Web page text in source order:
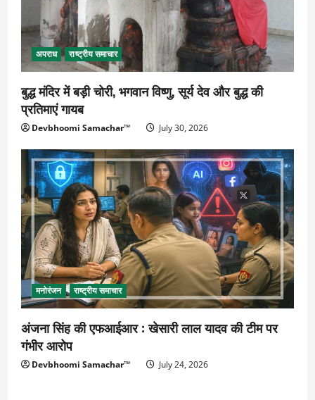
अपराध राष्ट्रीय समाचार
बुद्ध मंदिर में बड़ी चोरी, भगवान विष्णु, सूर्य देव और बुद्ध की
प्रतिमाएं गायब
Devbhoomi Samachar™ July 30, 2026
मनोरंजन राष्ट्रीय समाचार
अंजना सिंह की एफआईआर : खेसारी लाल यादव की टीम पर
गंभीर आरोप
Devbhoomi Samachar™ July 24, 2026